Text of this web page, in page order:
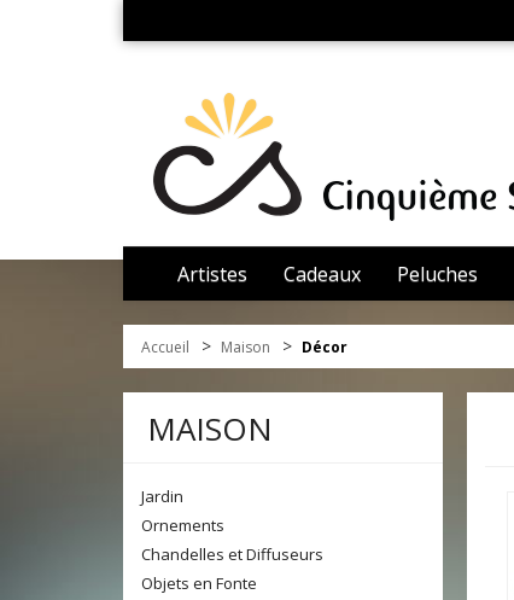
Artistes Cadeaux Peluches
Accueil > Maison > Décor
MAISON
Jardin
Ornements
Chandelles et Diffuseurs
Objets en Fonte